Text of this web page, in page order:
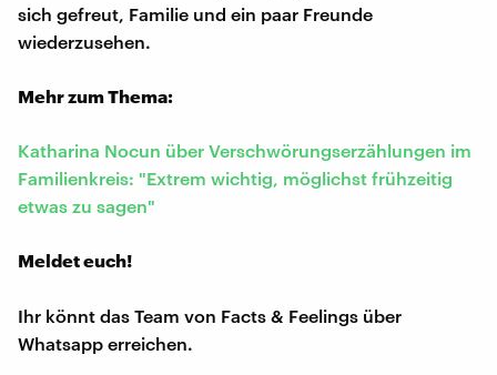
sich gefreut, Familie und ein paar Freunde
wiederzusehen.
Mehr zum Thema:
Katharina Nocun über Verschwörungserzählungen im
Familienkreis: "Extrem wichtig, möglichst frühzeitig
etwas zu sagen"
Meldet euch!
Ihr könnt das Team von Facts & Feelings über
Whatsapp erreichen.